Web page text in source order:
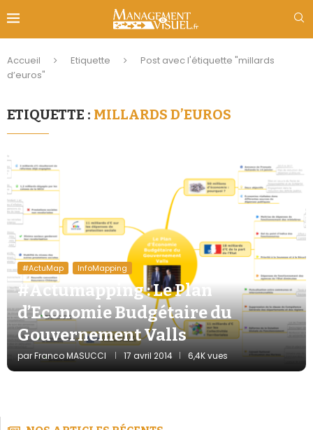
Accueil Etiquette
Post avec l'étiquette "millards
d’euros"
ETIQUETTE : MILLARDS D’EUROS
#ActuMap InfoMapping
#Actumapping : Le Plan
d’Economie Budgétaire du
Gouvernement Valls
parFranco MASUCCI 17 avril 2014 6,4K vues